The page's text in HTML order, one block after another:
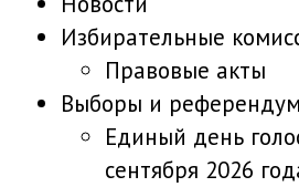
Избирательные
Правовые акты
Выборы и
Единый день
сентября 2026